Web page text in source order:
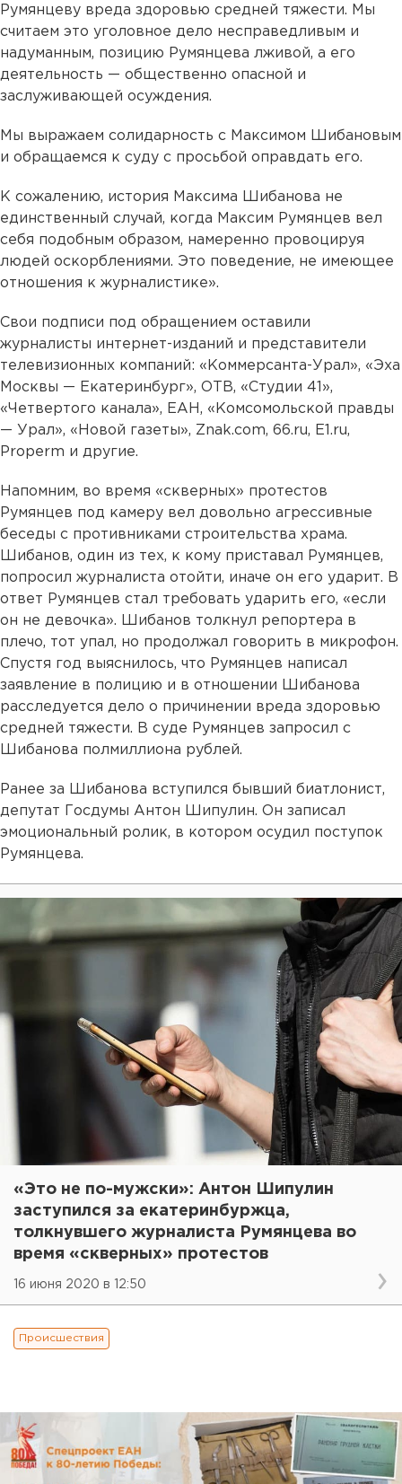
Румянцеву вреда здоровью средней тяжести. Мы
считаем это уголовное дело несправедливым и
надуманным, позицию Румянцева лживой, а его
деятельность — общественно опасной и
заслуживающей осуждения.
Мы выражаем солидарность с Максимом Шибановым
и обращаемся к суду с просьбой оправдать его.
К сожалению, история Максима Шибанова не
единственный случай, когда Максим Румянцев вел
себя подобным образом, намеренно провоцируя
людей оскорблениями. Это поведение, не имеющее
отношения к журналистике».
Свои подписи под обращением оставили
журналисты интернет-изданий и представители
телевизионных компаний: «Коммерсанта-Урал», «Эха
Москвы — Екатеринбург», ОТВ, «Студии 41»,
«Четвертого канала», ЕАН, «Комсомольской правды
— Урал», «Новой газеты», Znak.com, 66.ru, E1.ru,
Properm и другие.
Напомним, во время «скверных» протестов
Румянцев под камеру вел довольно агрессивные
беседы с противниками строительства храма.
Шибанов, один из тех, к кому приставал Румянцев,
попросил журналиста отойти, иначе он его ударит. В
ответ Румянцев стал требовать ударить его, «если
он не девочка». Шибанов толкнул репортера в
плечо, тот упал, но продолжал говорить в микрофон.
Спустя год выяснилось, что Румянцев написал
заявление в полицию и в отношении Шибанова
расследуется дело о причинении вреда здоровью
средней тяжести. В суде Румянцев запросил с
Шибанова полмиллиона рублей.
Ранее за Шибанова вступился бывший биатлонист,
депутат Госдумы Антон Шипулин. Он записал
эмоциональный ролик, в котором осудил поступок
Румянцева.
«Это не по-мужски»: Антон Шипулин
заступился за екатеринбуржца,
толкнувшего журналиста Румянцева во
время «скверных» протестов
16 июня 2020 в 12:50
Происшествия